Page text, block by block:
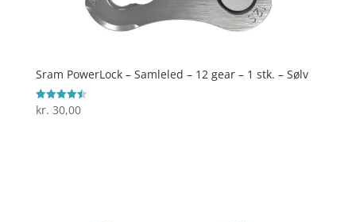
Sram PowerLock – Samleled – 12 gear – 1 stk. – Sølv
Vurderet
4.5
kr. 30,00